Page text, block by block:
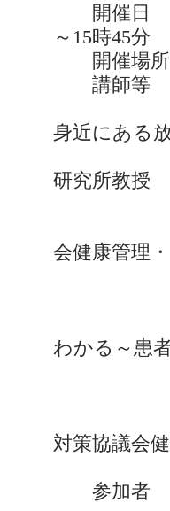
開催日 令
～15時45
開催場所
講師等
身近にある
研究所教授
会健康管理
わかる～患
対策協議会
参加者